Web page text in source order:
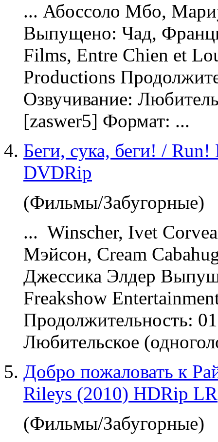
... Абоссоло Мбо,
Выпущено: Чад,
Films, Entre Chien et
Productions
Озвучивание:
[zaswer5] Формат: ...
Беги, сyка, беги! /
DVDRip
(Фильмы/Забугорные)
... Winscher, Ivet
Мэйсон, Cream
Джессика Элдер
Freakshow
Продолжительность:
Любительское
Добро пожаловать к
Rileys (2010) HDRip LR
(Фильмы/Забугорные)